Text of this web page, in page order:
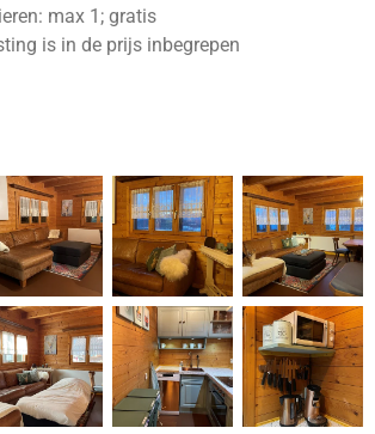
max 1; gratis
is in de prijs inbegrepen